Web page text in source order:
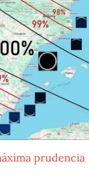
prudencia